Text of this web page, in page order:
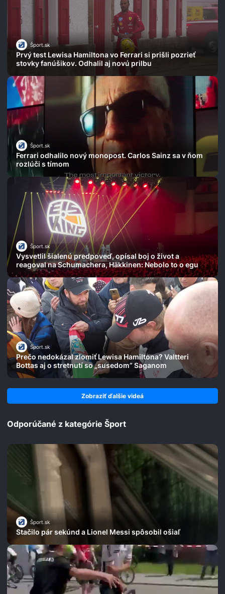
Šport.sk
Prvý test Lewisa Hamiltona vo Ferrari si prišli pozrieť
stovky fanúšikov. Odhalil aj novú prilbu
Šport.sk
Ferrari odhalilo nový monopost. Carlos Sainz sa v ňom
rozlúči s tímom
Šport.sk
Vysvetlil šialenú predpoveď, opísal boj o život a
reagoval na Schumachera, Häkkinen: Nebolo to o egu
Šport.sk
Prečo nedokázal zlomiť Lewisa Hamiltona? Valtteri
Bottas aj o stretnutí so „susedom” Saganom
Zobraziť ďalšie videá
Odporúčané z kategórie Šport
Šport.sk
Stačilo pár sekúnd a Lionel Messi spôsobil ošiaľ